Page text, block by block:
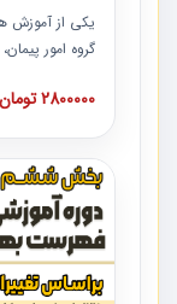
یکی از آموزش‏‏‏‏‏‏
گروه امور
است که در
نکات کلیدی
پیمان به
2800000 تومان